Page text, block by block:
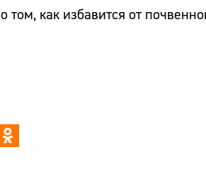
о том, как избавится от